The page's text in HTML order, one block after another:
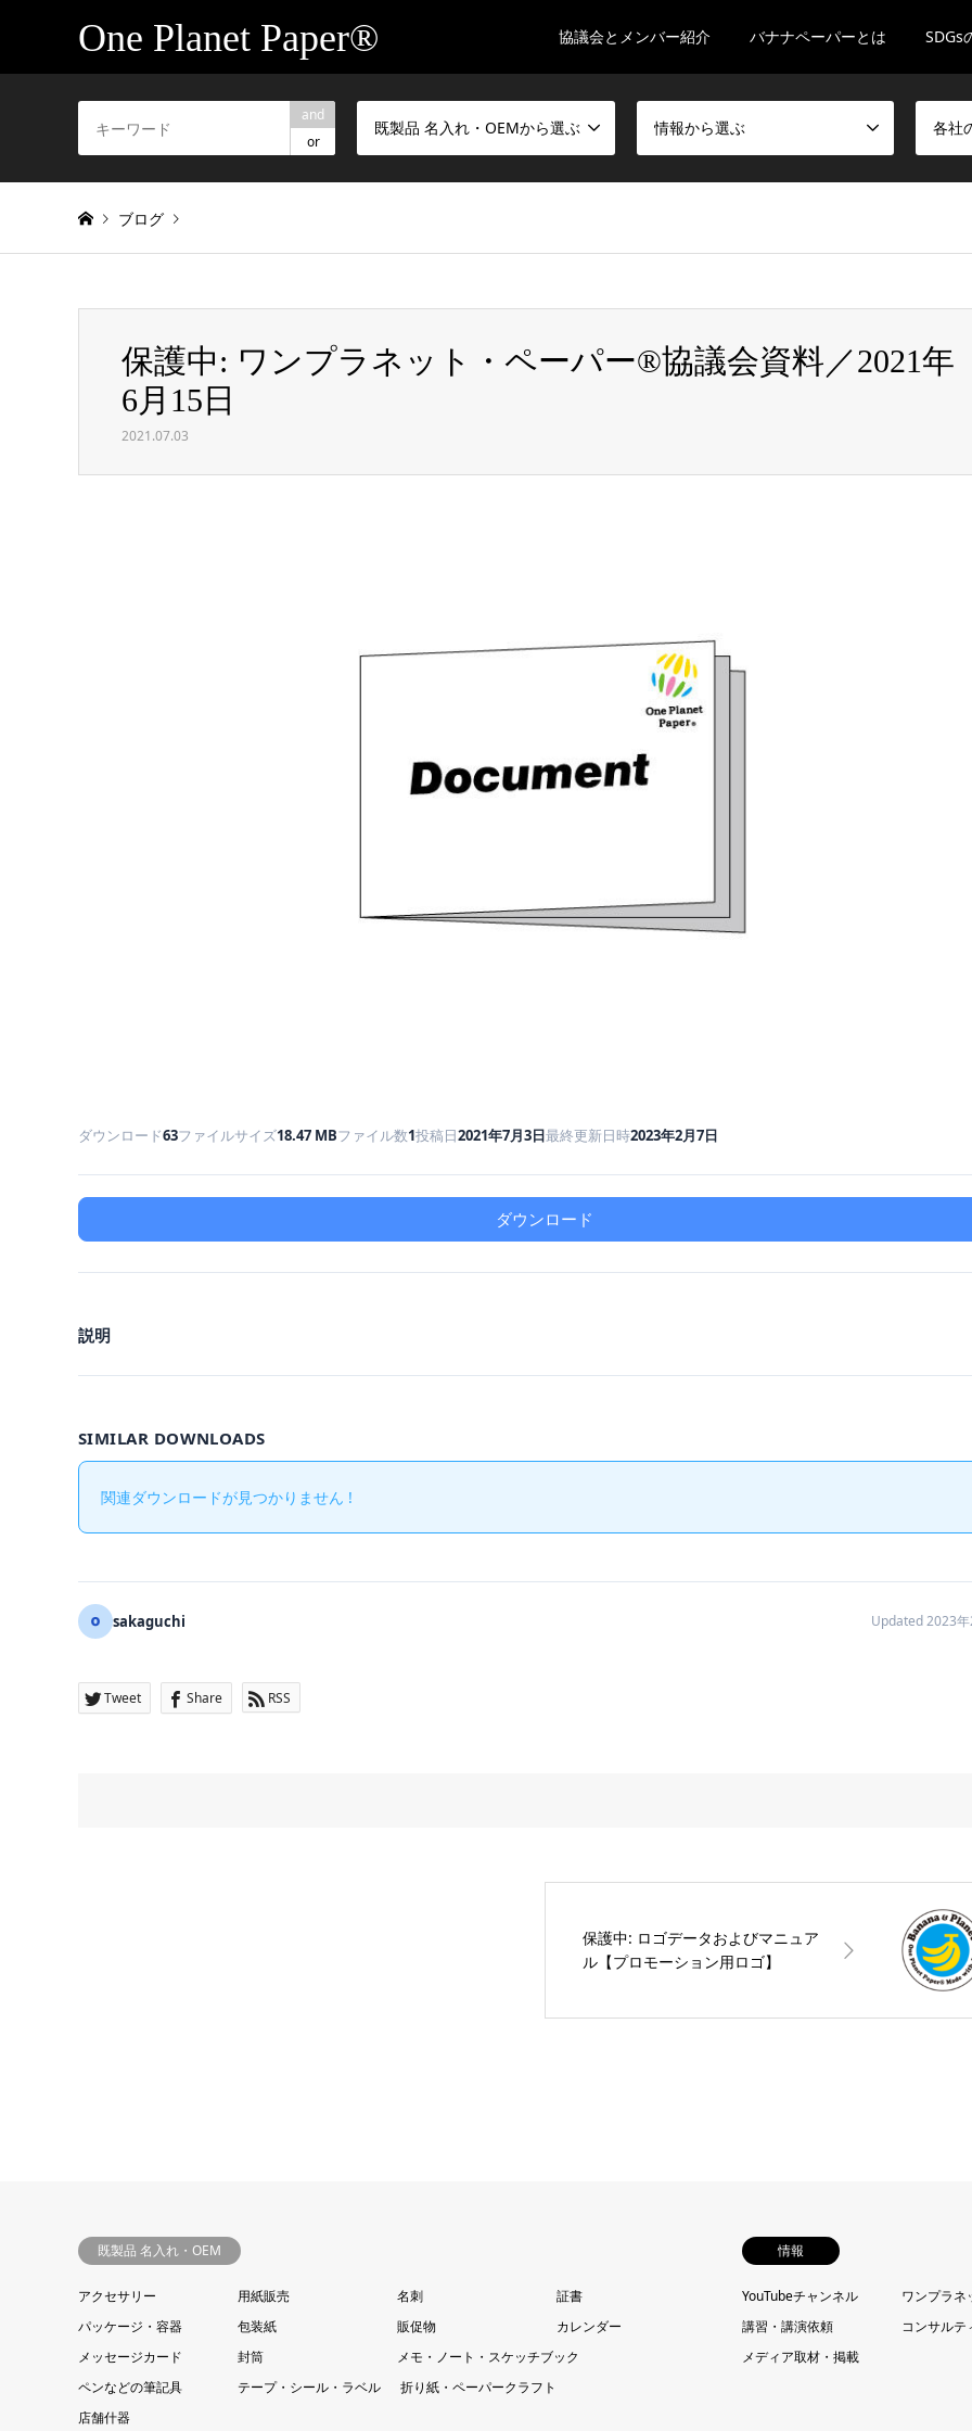
One Planet Paper® 協議会とメンバー紹介 バナナペーパーとは SDGs
and
or
既製品 名入れ・OEMから選ぶ 情報から選ぶ 各社
ブログ
保護中: ワンプラネット・ペーパー®協議会資料／2021年6月15日
保護中: ワンプラネット・ペーパー®協議会資料／2021年
6月15日
2021.07.03
ダウンロード63ファイルサイズ18.47 MBファイル数1投稿日2021年7月3日最終更新日時2023年2月7日
ダウンロード
説明
SIMILAR DOWNLOADS
関連ダウンロードが見つかりません !
sakaguchi Updated 2023年
Tweet Share RSS
保護中: ロゴデータおよびマニュア
ル【プロモーション用ロゴ】
既製品 名入れ・OEM
アクセサリー 用紙販売 名刺
証書
パッケージ・容器
包装紙 販促物
カレンダー
メッセージカード
封筒
メモ・ノート・スケッチブック
ペンなどの筆記具
テープ・シール・ラベル
折り紙・ペーパークラフト
店舗什器
情報
YouTubeチャンネル ワンプラ
講習・講演依頼
コンサルテ
メディア取材・掲載